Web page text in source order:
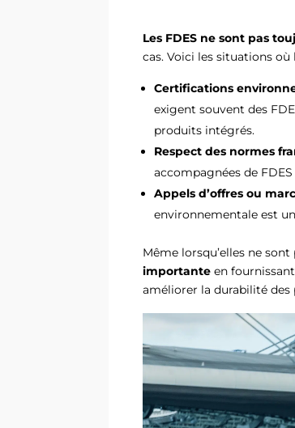
Les FDES ne sont pas
cas. Voici les situations
Certifications
exigent souvent des
produits intégrés.
Respect des normes
accompagnées de
Appels d’offres ou
environnementale est
Même lorsqu’elles ne
importante en
améliorer la durabilité des